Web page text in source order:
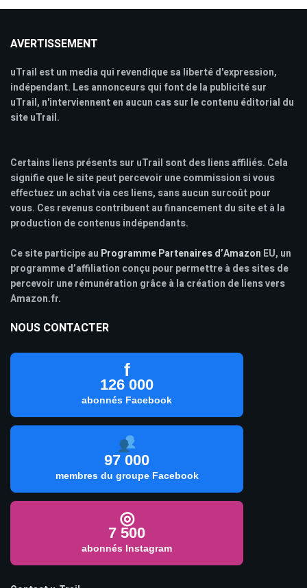
AVERTISSEMENT
uTrail est un media qui revendique sa liberté d'expression,
indépendant. Les annonceurs qui font de la publicité sur
uTrail, n'interviennent en aucun cas sur le contenu éditorial du
site uTrail.
Certains liens présents sur uTrail sont des liens affiliés. Cela
signifie que le site peut percevoir une commission si vous
effectuez un achat via ces liens, sans aucun surcoût pour
vous. Ces revenus contribuent au financement du site et à la
production de contenus indépendants.
Ce site participe au Programme Partenaires d’Amazon EU, un
programme d’affiliation conçu pour permettre à des sites de
percevoir une rémunération grâce à la création de liens vers
Amazon.fr.
NOUS CONTACTER
f
126 000
abonnés Facebook
97 000
membres du groupe Facebook
◎
7 500
abonnés Instagram